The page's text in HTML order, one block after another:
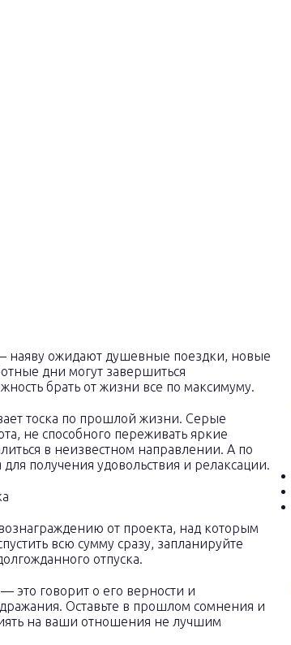
ожидают душевные поездки, новые
дни могут завершиться
брать от жизни все по максимуму.
тоска по прошлой жизни. Серые
не способного переживать яркие
в неизвестном направлении. А по
получения удовольствия и релаксации.
от проекта, над которым
всю сумму сразу, запланируйте
отпуска.
это говорит о его верности и
Оставьте в прошлом сомнения и
на ваши отношения не лучшим